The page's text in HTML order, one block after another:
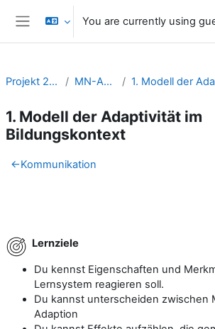
Skip to main content
Side panel
You are currently using
Projekt 2Like MN-ADAP
1. Modell der Adaptivität im
Bildungskontext
Section outline
←Kommunikation
Lernziele
Du kennst Eigenschaften und
Lernsystem reagieren soll.
Du kannst unterscheiden zwischen
Adaption